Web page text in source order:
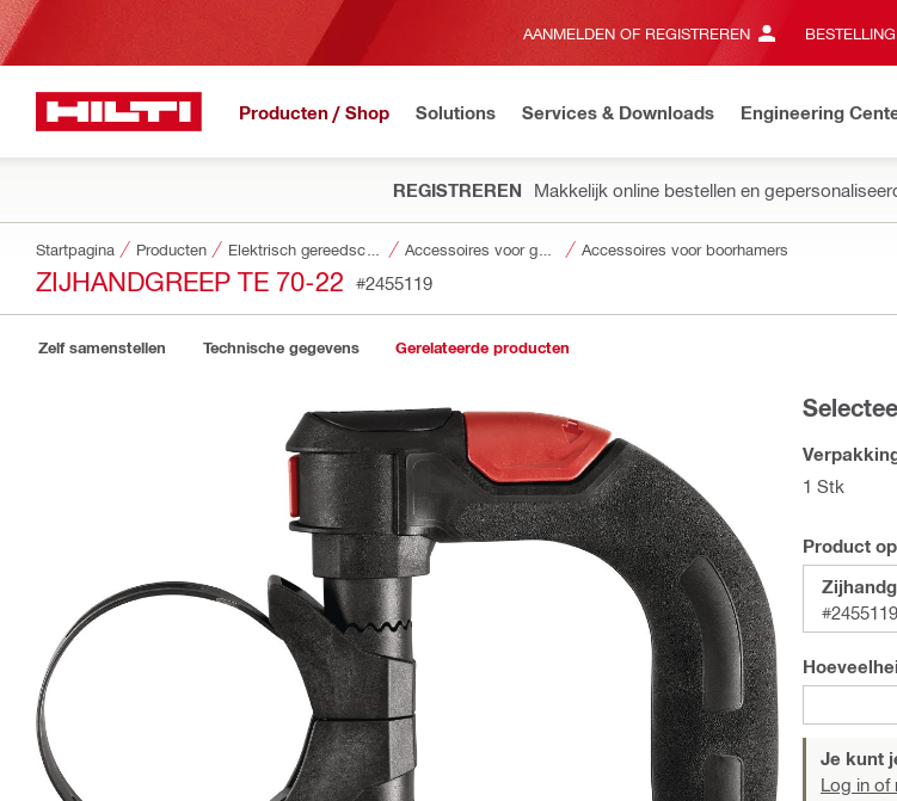
AANMELDEN OF REGISTREREN
Producten / Shop Solutions Services & Downloads Engineering
REGISTREREN Makkelijk online bestellen en
Startpagina Producten Accessoires voor boorhamers
ZIJHANDGREEP TE 70-22 #2455119
Zelf samenstellen Technische gegevens Gerelateerde producten
1 Stk
Product
#2455119
Je kunt
Log in of